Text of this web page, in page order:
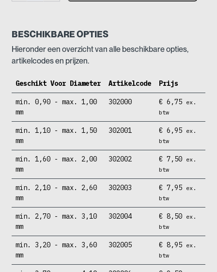
BESCHIKBARE OPTIES
Hieronder een overzicht van alle beschikbare opties,
artikelcodes en prijzen.
Geschikt Voor Diameter Artikelcode Prijs
min. 0,90 - max. 1,00
mm
302000 € 6,75 ex.
btw
min. 1,10 - max. 1,50
mm
302001 € 6,95 ex.
btw
min. 1,60 - max. 2,00
mm
302002 € 7,50 ex.
btw
min. 2,10 - max. 2,60
mm
302003 € 7,95 ex.
btw
min. 2,70 - max. 3,10
mm
302004 € 8,50 ex.
btw
min. 3,20 - max. 3,60
mm
302005 € 8,95 ex.
btw